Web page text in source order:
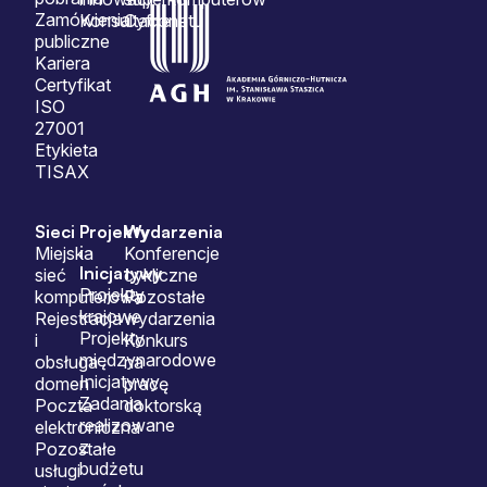
Zamówienia
publiczne
Kariera
Certyfikat
ISO
27001
Etykieta
TISAX
Konsultacje
Cyfronetu
Sieci
Miejska
sieć
komputerowa
Rejestracja
i
obsługa
domen
Poczta
elektroniczna
Pozostałe
usługi
Projekty
i
Inicjatywy
Projekty
krajowe
Projekty
międzynarodowe
Inicjatywy
Zadania
realizowane
z
budżetu
Wydarzenia
Konferencje
cykliczne
Pozostałe
wydarzenia
Konkurs
na
pracę
doktorską